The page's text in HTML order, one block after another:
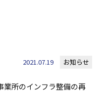
2021.07.19 お知らせ
業所のインフラ整備の再